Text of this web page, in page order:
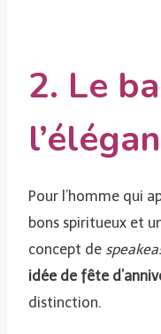
2. Le
Pour l’homme qui
bons spiritueux et
concept de
idée de fête
distinction.